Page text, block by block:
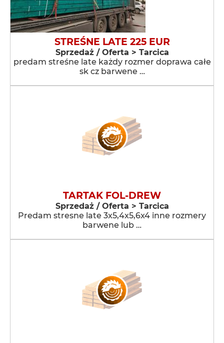
STREŚNE LATE 225 EUR
Sprzedaż / Oferta > Tarcica
predam streśne late każdy rozmer doprawa całe
sk cz barwene …
TARTAK FOL-DREW
Sprzedaż / Oferta > Tarcica
Predam stresne late 3x5,4x5,6x4 inne rozmery
barwene lub …